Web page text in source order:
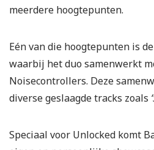
meerdere hoogtepunten.
Eén van die hoogtepunten is
waarbij het duo samenwerkt
Noisecontrollers. Deze
diverse geslaagde tracks zoals
Speciaal voor Unlocked komt